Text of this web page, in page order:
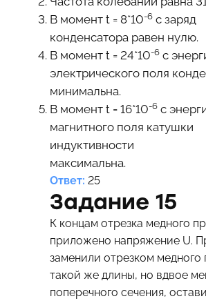
В момент t = 8*10-6с заряд
конденсатора равен нулю.
В момент t = 24*10-6с
электрического поля
минимальна.
В момент t = 16*10-6с
магнитного поля катушки
индуктивности
максимальна.
Ответ: 25
Задание 15
К концам отрезка медного
приложено напряжение U.
заменили отрезком медного
такой же длины, но вдвое
поперечного сечения,